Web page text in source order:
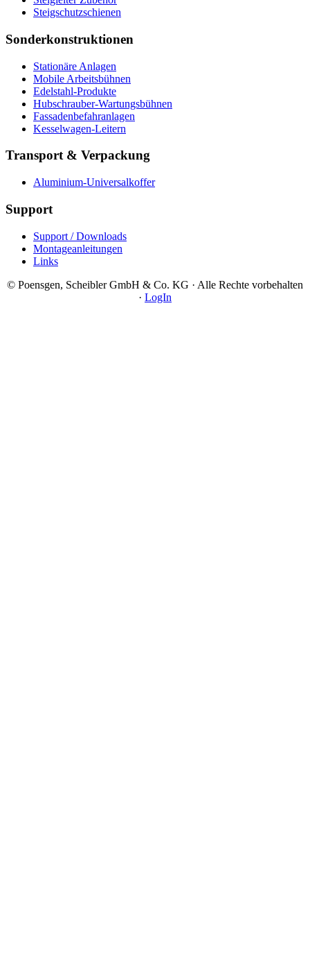
Steigschutzschienen
Sonderkonstruktionen
Stationäre Anlagen
Mobile Arbeitsbühnen
Edelstahl-Produkte
Hubschrauber-Wartungsbühnen
Fassadenbefahranlagen
Kesselwagen-Leitern
Transport & Verpackung
Aluminium-Universalkoffer
Support
Support / Downloads
Montageanleitungen
Links
© Poensgen, Scheibler GmbH & Co. KG · Alle Rechte vorbehalten
· LogIn